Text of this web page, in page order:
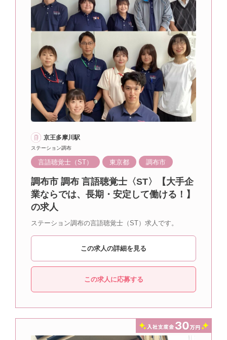
京王多摩川駅
ステーション調布
言語聴覚士（ST） 東京都 調布市
調布市 調布 言語聴覚士〈ST〉【大手企
業ならでは、長期・安定して働ける！】
の求人
ステーション調布の言語聴覚士（ST）求人です。
この求人の詳細を見る
この求人に応募する